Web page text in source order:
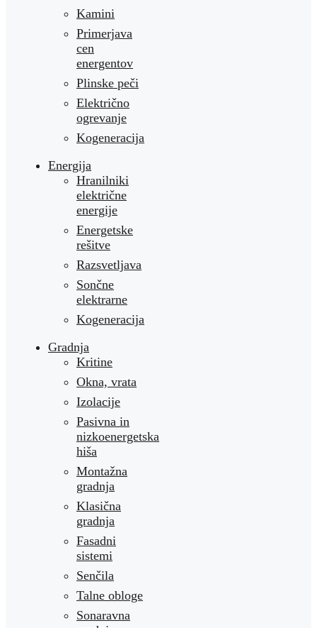
Kamini
Primerjava
cen
energentov
Plinske peči
Električno
ogrevanje
Kogeneracija
Energija
Hranilniki
električne
energije
Energetske
rešitve
Razsvetljava
Sončne
elektrarne
Kogeneracija
Gradnja
Kritine
Okna, vrata
Izolacije
Pasivna in
nizkoenergetska
hiša
Montažna
gradnja
Klasična
gradnja
Fasadni
sistemi
Senčila
Talne obloge
Sonaravna